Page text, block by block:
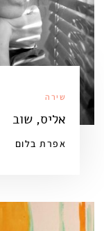
שירה
אליס, שוב
אפרת בלום